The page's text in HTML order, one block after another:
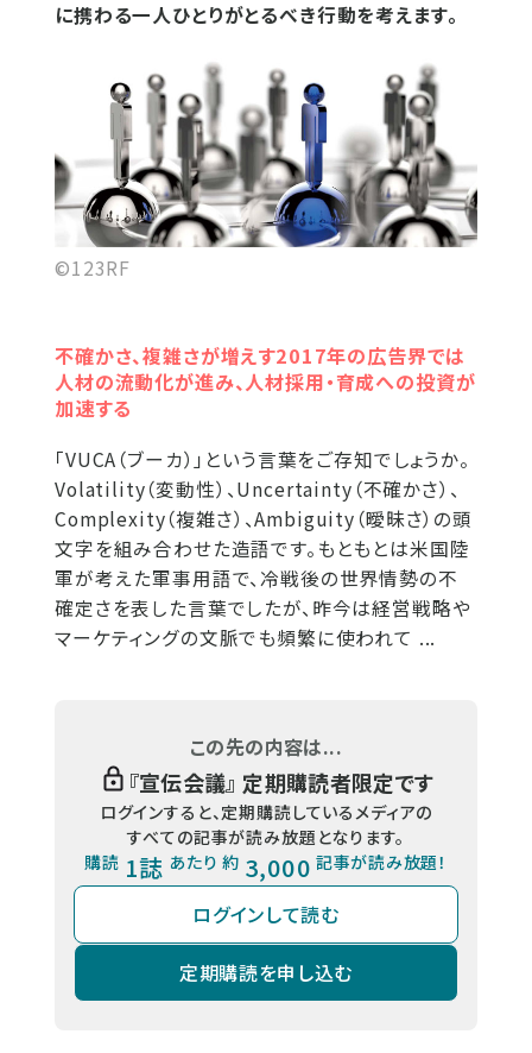
に携わる一人ひとりがとるべき行動を考えます。
©123RF
不確かさ、複雑さが増えす2017年の広告界では
人材の流動化が進み、人材採用・育成への投資が
加速する
「VUCA（ブーカ）」という言葉をご存知でしょうか。
Volatility（変動性）、Uncertainty（不確かさ）、
Complexity（複雑さ）、Ambiguity（曖昧さ）の頭
文字を組み合わせた造語です。もともとは米国陸
軍が考えた軍事用語で、冷戦後の世界情勢の不
確定さを表した言葉でしたが、昨今は経営戦略や
マーケティングの文脈でも頻繁に使われて ...
この先の内容は...
『宣伝会議』 定期購読者限定です
ログインすると、定期購読しているメディアの
すべての記事が読み放題となります。
購読 1誌 あたり 約 3,000 記事が読み放題！
ログインして読む
定期購読を申し込む